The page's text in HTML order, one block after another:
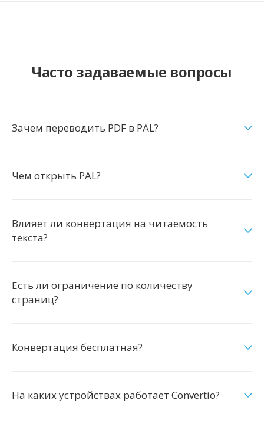
Часто задаваемые вопросы
Зачем переводить PDF в PAL?
Чем открыть PAL?
Влияет ли конвертация на читаемость
текста?
Есть ли ограничение по количеству
страниц?
Конвертация бесплатная?
На каких устройствах работает Convertio?